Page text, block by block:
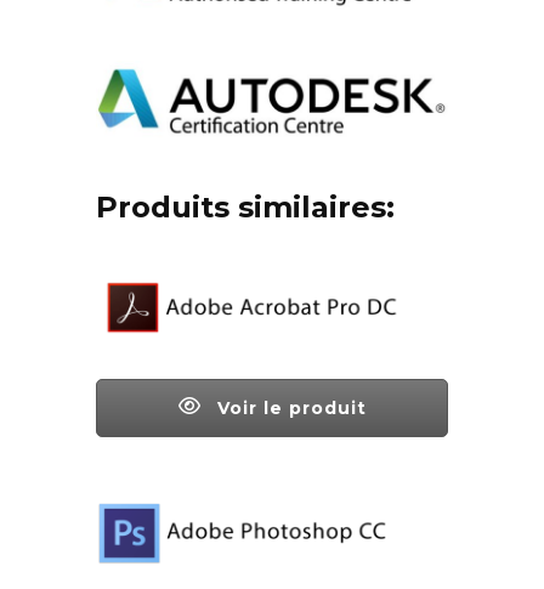
Produits similaires:
Voir le produit